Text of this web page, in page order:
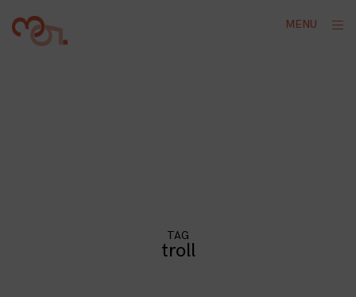
content
MENU
TAG
troll